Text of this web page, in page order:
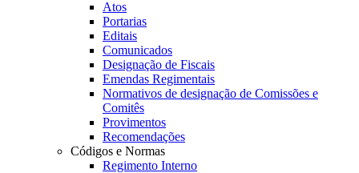
Atos
Portarias
Editais
Comunicados
Designação de Fiscais
Emendas Regimentais
Normativos de designação de Comissões e
Comitês
Provimentos
Recomendações
Códigos e Normas
Regimento Interno